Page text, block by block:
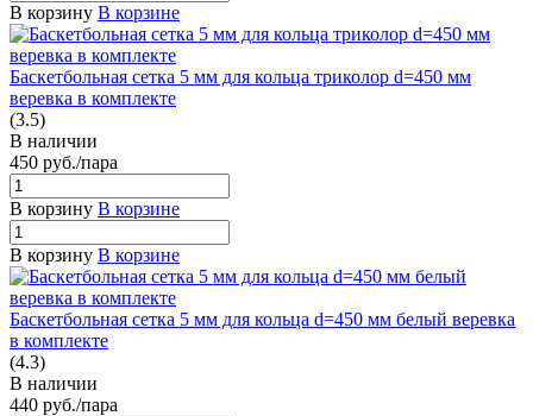
В корзину В корзине
Баскетбольная сетка 5 мм для кольца триколор d=450 мм
веревка в комплекте
(3.5)
В наличии
450 руб./пара
В корзину В корзине
В корзину В корзине
Баскетбольная сетка 5 мм для кольца d=450 мм белый веревка
в комплекте
(4.3)
В наличии
440 руб./пара